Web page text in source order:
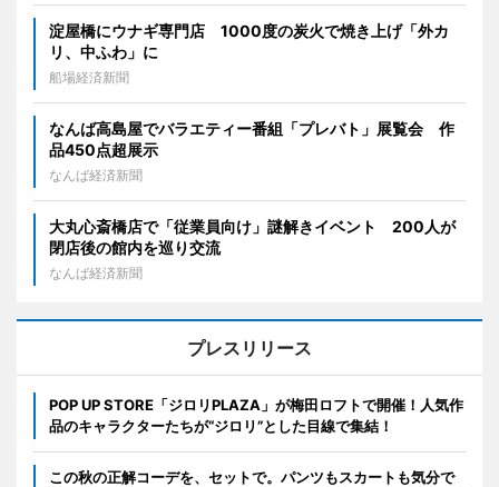
淀屋橋にウナギ専門店 1000度の炭火で焼き上げ「外カ
リ、中ふわ」に
船場経済新聞
なんば高島屋でバラエティー番組「プレバト」展覧会 作
品450点超展示
なんば経済新聞
大丸心斎橋店で「従業員向け」謎解きイベント 200人が
閉店後の館内を巡り交流
なんば経済新聞
プレスリリース
POP UP STORE「ジロリPLAZA」が梅田ロフトで開催！人気作
品のキャラクターたちが“ジロリ”とした目線で集結！
この秋の正解コーデを、セットで。パンツもスカートも気分で